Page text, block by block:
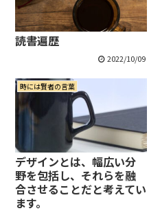
読書遍歴
2022/10/09
時には賢者の言葉
デザインとは、幅広い分
野を包括し、それらを融
合させることだと考えてい
ます。